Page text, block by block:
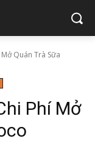
Quán Trà Sữa
Phí Mở